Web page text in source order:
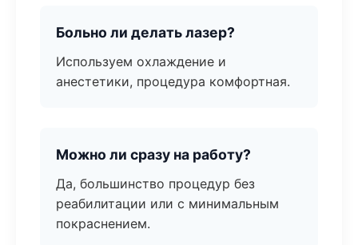
Больно ли делать лазер?
Используем охлаждение и
анестетики, процедура комфортная.
Можно ли сразу на работу?
Да, большинство процедур без
реабилитации или с минимальным
покраснением.